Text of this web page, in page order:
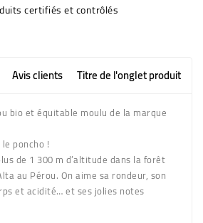
certifiés et contrôlés
Avis clients Titre de l'onglet produit
bio et équitable moulu de la marque
poncho !
de 1 300 m d’altitude dans la forêt
au Pérou. On aime sa rondeur, son
et acidité… et ses jolies notes